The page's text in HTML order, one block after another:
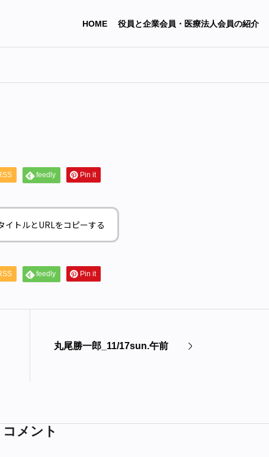
HOME 役員と企業会員・医療法人会員の紹介
feedly Pin it
イトルとURLをコピーする
feedly Pin it
丸尾勝一郎_11/17sun.午前
コメント